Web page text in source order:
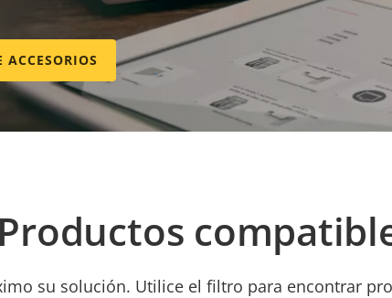
ACCESORIOS
Productos
su solución. Utilice el filtro para encontrar